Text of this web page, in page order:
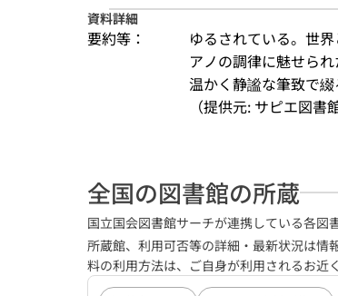
資料詳細
要約等：
ゆるされている。世
アノの調律に魅せら
温かく静謐な筆致で
（提供元: サピエ図書
全国の図書館の所蔵
国立国会図書館サーチが連携している各図
所蔵館、利用可否等の詳細・最新状況は情
料の利用方法は、ご自身が利用されるお近